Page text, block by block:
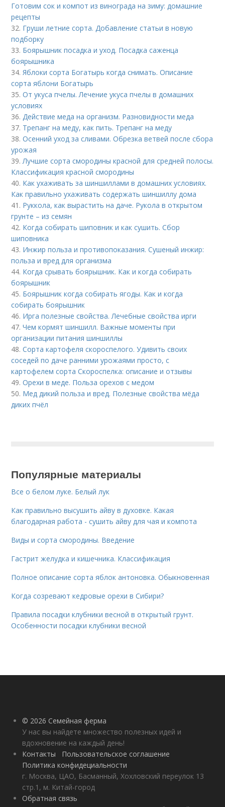
Готовим сок и компот из винограда на зиму: домашние
рецепты
32. Груши летние сорта. Добавление статьи в новую
подборку
33. Боярышник посадка и уход. Посадка саженца
боярышника
34.Яблоки сорта Богатырь когда снимать. Описание
сорта яблони Богатырь
35.От укуса пчелы. Лечение укуса пчелы в домашних
условиях
36.Действие меда на организм. Разновидности меда
37. Трепанг на меду, как пить. Трепанг на меду
38.Осенний уход за сливами. Обрезка ветвей после сбора
урожая
39.Лучшие сорта смородины красной для средней полосы.
Классификация красной смородины
40. Как ухаживать за шиншиллами в домашних условиях.
Как правильно ухаживать содержать шиншиллу дома
41. Руккола, как вырастить на даче. Рукола в открытом
грунте – из семян
42. Когда собирать шиповник и как сушить. Сбор
шиповника
43. Инжир польза и противопоказания. Сушеный инжир:
польза и вред для организма
44. Когда срывать боярышник. Как и когда собирать
боярышник
45. Боярышник когда собирать ягоды. Как и когда
собирать боярышник
46. Ирга полезные свойства. Лечебные свойства ирги
47.Чем кормят шиншилл. Важные моменты при
организации питания шиншиллы
48.Сорта картофеля скороспелого. Удивить своих
соседей по даче ранними урожаями просто, с
картофелем сорта Скороспелка: описание и отзывы
49.Орехи в меде. Польза орехов с медом
50. Мед дикий польза и вред. Полезные свойства мёда
диких пчёл
Популярные материалы
Все о белом луке. Белый лук
Как правильно высушить айву в духовке. Какая
благодарная работа - сушить айву для чая и компота
Виды и сорта смородины. Введение
Гастрит желудка и кишечника. Классификация
Полное описание сорта яблок антоновка. Обыкновенная
Когда созревают кедровые орехи в Сибири?
Правила посадки клубники весной в открытый грунт.
Особенности посадки клубники весной
© 2026 Семейная ферма
У нас вы найдете множество полезных идей и
вдохновение на каждый день!
Контакты
Пользовательское соглашение
Политика конфидециальности
г. Москва, ЦАО, Басманный, Хохловский переулок 13
стр.1, м. Китай-город
Обратная связь